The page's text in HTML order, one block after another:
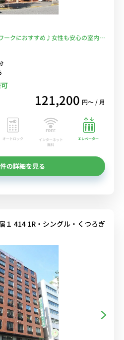
ークにおすすめ♪女性も安心の室内洗
線利用可能/建物1階にセブンイレブ
」もすぐ近く■選べるWi-Fi格安レン
121,200 円〜 / 月
オートロック
インターネット
無料
エレベーター
の詳細を見る
１ 414 1R・シングル・くつろぎ